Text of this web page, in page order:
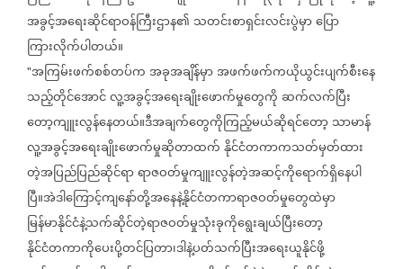
အခွင့်အရေးဆိုင်ရာဝန်ကြီးဌာန၏ သတင်းစာရှင်းလင်းပွဲမှာပြော
ကြားလိုက်ပါတယ်။
"အကြမ်းဖက်စစ်တပ်ကအခုအချိန်မှာအဖက်ဖက်ကယိုယွင်းပျက်စီးနေ
သည့်တိုင်အောင်လူ့အခွင့်အရေးချိုးဖောက်မှုတွေကိုဆက်လက်ပြီး
တော့ကျူးလွန်နေတယ်။ဒီအချက်တွေကိုကြည့်မယ်ဆိုရင်တော့သာမာန်
လူ့အခွင့်အရေးချိုးဖောက်မှုဆိုတာထက်နိုင်ငံတကာကသတ်မှတ်ထား
တဲ့အပြည်ပြည်ဆိုင်ရာရာဇဝတ်မှုကျူးလွန်တဲ့အဆင့်ကိုရောက်ရှိနေပါ
ပြီ။အဲဒါကြောင့်ကျနော်တို့အနေနဲ့နိုင်ငံတကာရာဇဝတ်မှုတွေထဲမှာ
မြန်မာနိုင်ငံနဲ့သက်ဆိုင်တဲ့ရာဇဝတ်မှုသုံးခုကိုရွေးချယ်ပြီးတော့
နိုင်ငံတကာကိုပေးပို့တင်ပြတာ၊ဒါနဲ့ပတ်သက်ပြီးအရေးယူနိုင်ဖို့